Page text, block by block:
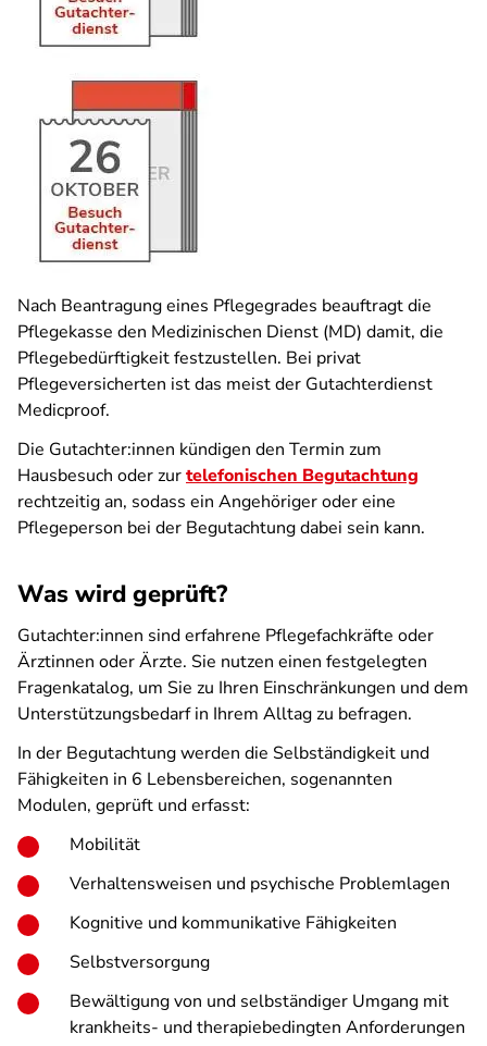
Nach Beantragung eines Pflegegrades beauftragt die
Pflegekasse den Medizinischen Dienst (MD) damit, die
Pflegebedürftigkeit festzustellen. Bei privat
Pflegeversicherten ist das meist der Gutachterdienst
Medicproof.
Die Gutachter:innen kündigen den Termin zum
Hausbesuch oder zurtelefonischen Begutachtung
rechtzeitig an, sodass ein Angehöriger oder eine
Pflegeperson bei der Begutachtung dabei sein kann.
Was wird geprüft?
Gutachter:innen sind erfahrene Pflegefachkräfte oder
Ärztinnen oder Ärzte. Sie nutzen einen festgelegten
Fragenkatalog, um Sie zu Ihren Einschränkungen und dem
Unterstützungsbedarf in Ihrem Alltag zu befragen.
In der Begutachtung werden die Selbständigkeit und
Fähigkeiten in 6 Lebensbereichen, sogenannten
Modulen, geprüft und erfasst:
Mobilität
Verhaltensweisen und psychische Problemlagen
Kognitive und kommunikative Fähigkeiten
Selbstversorgung
Bewältigung von und selbständiger Umgang mit
krankheits- und therapiebedingten Anforderungen